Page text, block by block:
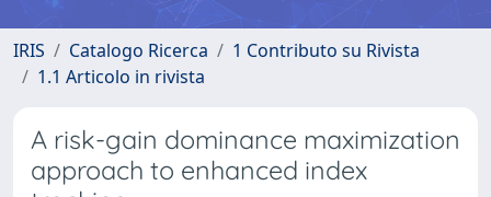
IRIS Catalogo Ricerca
1 Contributo su Rivista
1.1 Articolo in rivista
A risk-gain dominance maximization
approach to enhanced index